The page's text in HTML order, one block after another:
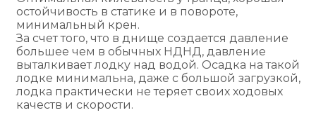
остойчивость в статике и в повороте,
минимальный крен.
За счет того, что в днище создается давление
большее чем в обычных НДНД, давление
выталкивает лодку над водой. Осадка на такой
лодке минимальна, даже с большой загрузкой,
лодка практически не теряет своих ходовых
качеств и скорости.